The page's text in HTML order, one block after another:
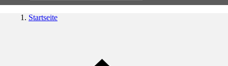
Startseite